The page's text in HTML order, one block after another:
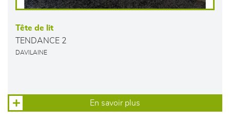
Tête de lit
TENDANCE 2
DAVILAINE
En savoir plus